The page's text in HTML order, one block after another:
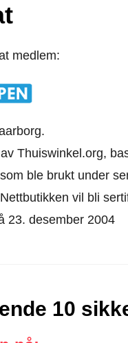
medlem:
Thuiswinkel.org,
ble brukt under
vil bli
23. desember 2004
10